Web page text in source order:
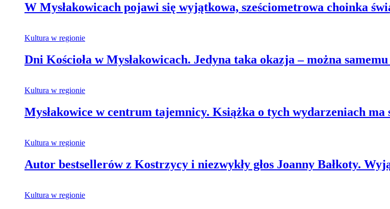
W Mysłakowicach pojawi się wyjątkowa, sześciometrowa choinka
Kultura w regionie
Dni Kościoła w Mysłakowicach. Jedyna taka okazja – można
Kultura w regionie
Mysłakowice w centrum tajemnicy. Książka o tych wydarzeniach ma
Kultura w regionie
Autor bestsellerów z Kostrzycy i niezwykły głos Joanny Bałkoty.
Kultura w regionie